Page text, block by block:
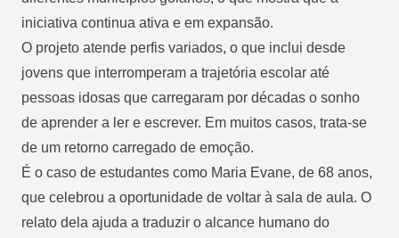
iniciativa continua ativa e em expansão.
O projeto atende perfis variados, o que inclui desde
jovens que interromperam a trajetória escolar até
pessoas idosas que carregaram por décadas o sonho
de aprender a ler e escrever. Em muitos casos, trata-se
de um retorno carregado de emoção.
É o caso de estudantes como Maria Evane, de 68 anos,
que celebrou a oportunidade de voltar à sala de aula. O
relato dela ajuda a traduzir o alcance humano do